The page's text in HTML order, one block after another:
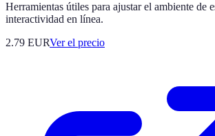
Herramientas útiles para ajustar el ambiente de
interactividad en línea.
2.79 EURVer el precio